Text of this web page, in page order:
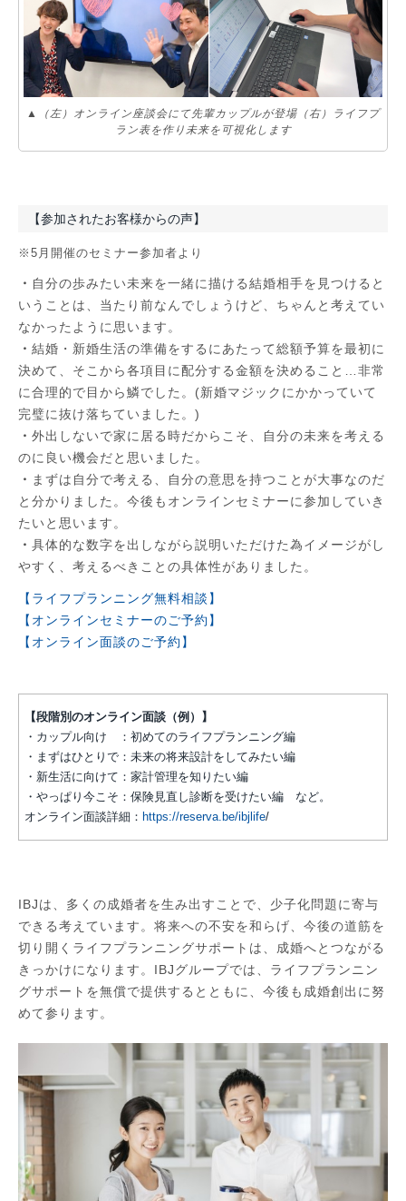
▲（左）オンライン座談会にて先輩カップルが登場（右）ライフプ
ラン表を作り未来を可視化します
【参加されたお客様からの声】
※5月開催のセミナー参加者より
・ 自分の歩みたい未来を一緒に描ける結婚相手を見つけると
いうことは、当たり前なんでしょうけど、ちゃんと考えてい
なかったように思います。
・ 結婚・新婚生活の準備をするにあたって総額予算を最初に
決めて、そこから各項目に配分する金額を決めること…非常
に合理的で目から鱗でした。(新婚マジックにかかっていて
完璧に抜け落ちていました。)
・ 外出しないで家に居る時だからこそ、自分の未来を考える
のに良い機会だと思いました。
・ まずは自分で考える、自分の意思を持つことが大事なのだ
と分かりました。今後もオンラインセミナーに参加していき
たいと思います。
・ 具体的な数字を出しながら説明いただけた為イメージがし
やすく、考えるべきことの具体性がありました。
【ライフプランニング無料相談】
【オンラインセミナーのご予約】
【オンライン面談のご予約】
【段階別のオンライン面談（例）】
・カップル向け ：初めてのライフプランニング編
・まずはひとりで：未来の将来設計をしてみたい編
・新生活に向けて：家計管理を知りたい編
・やっぱり今こそ：保険見直し診断を受けたい編 など。
オンライン面談詳細： https://reserva.be/ibjlife/
IBJは、多くの成婚者を生み出すことで、少子化問題に寄与
できる考えています。将来への不安を和らげ、今後の道筋を
切り開くライフプランニングサポートは、成婚へとつながる
きっかけになります。IBJグループでは、ライフプランニン
グサポートを無償で提供するとともに、今後も成婚創出に努
めて参ります。